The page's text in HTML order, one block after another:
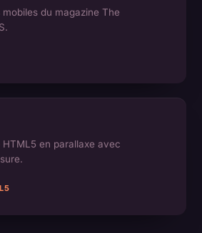
du magazine The
en parallaxe avec